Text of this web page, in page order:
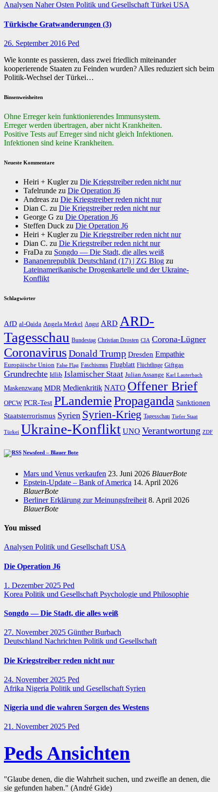
Analysen Naher Osten Politik und GesellschaftTürkei USA
Türkische Gratwanderungen (3)
26. September 2016 Ped
Wie konnte es passieren, dass zwei friedlich miteinander
kooperierende Staaten zu Feinden wurden? Alles reduziert sich beim
Politik-Wechsel der Türkei…
Binsenweisheiten
Ohne Erreger kein funktionierendes Immunsystem.
Erreger werden übertragen, aber nicht Krankheiten.
Positive Tests auf Erreger sind nicht gleich Infektionen.
Infektionen sind keine Krankheiten.
Neueste Kommentare
Heiri + Kuglerzu Die Kriegstreiber reden nicht nur
Tafelrunde zu Die Operation J6
Andreas zu Die Kriegstreiber reden nicht nur
Dian C. zu Die Kriegstreiber reden nicht nur
George G zu Die Operation J6
Steffen Duck zu Die Operation J6
Heiri + Kuglerzu Die Kriegstreiber reden nicht nur
Dian C. zu Die Kriegstreiber reden nicht nur
FraDa zu Songdo — Die Stadt, die alles weiß
Bananenrepublik Deutschland (17) | ZG Blog zu
Lateinamerikanische Drogenkartelle und der Ukraine-
Konflikt
Schlagwörter
AfD al-Qaida Angela Merkel Angst ARD ARD-
Tagesschau Bundestag Christian Drosten CIA Corona-Lügner
CoronavirusDonald Trump Dresden Empathie
Europäische Union False Flag Faschismus Flugblatt Flüchtlinge Giftgas
Grundrechte Idlib Islamischer Staat Julian Assange Karl Lauterbach
Maskenzwang MDR Medienkritik NATO Offener Brief
OPCW PCR-Test PLandemiePropaganda Sanktionen
Staatsterrorismus Syrien Syrien-Krieg Tagesschau Tiefer Staat
Türkei Ukraine-Konflikt UNO Verantwortung ZDF
Newsfeed – Blauer Bote
Mars und Venus verkaufen 23. Juni 2026 BlauerBote
Epstein-Update – Bank of America 14. April 2026
BlauerBote
Berliner Erklärung zur Meinungsfreiheit 8. April 2026
BlauerBote
You missed
Analysen Politik und Gesellschaft USA
Die Operation J6
1. Dezember 2025 Ped
Korea Politik und Gesellschaft Psychologie und Philosophie
Songdo — Die Stadt, die alles weiß
27. November 2025 Günther Burbach
Deutschland Nachrichten Politik und Gesellschaft
Die Kriegstreiber reden nicht nur
24. November 2025 Ped
Afrika Nigeria Politik und Gesellschaft Syrien
Nigeria und die wahren Sorgen des Westens
21. November 2025 Ped
Peds Ansichten
"Glaube denen, die die Wahrheit suchen, und zweifle an denen, die
sie gefunden haben." (André Gide)